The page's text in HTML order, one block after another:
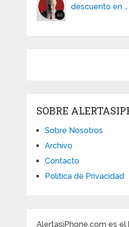
descuento en …
SOBRE
Sobre Nosotros
Archivo
Contacto
Política de Privacidad
AlertasiPhone.com es